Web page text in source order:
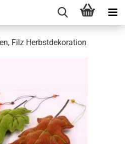
Filz Herbstdekoration